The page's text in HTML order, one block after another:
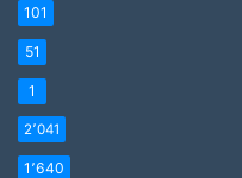
101
51
1
2٬041
1٬640